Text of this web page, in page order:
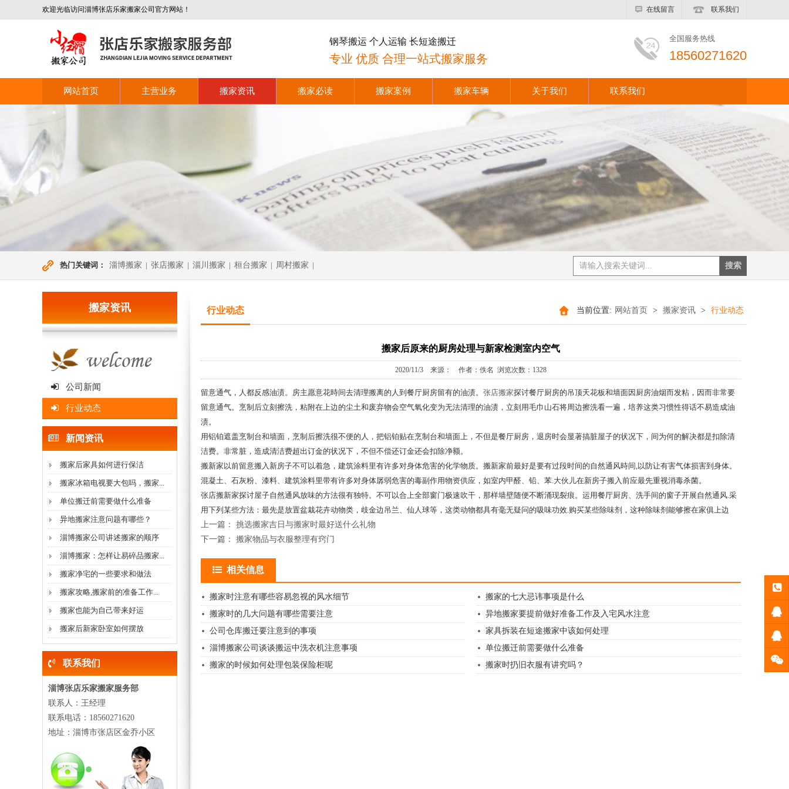
欢迎光临访问淄博张店乐家搬家公司官方网站！ 在线留言 联系我们
钢琴搬运 个人运输 长短途搬迁
专业 优质 合理一站式搬家服务
全国服务热线
18560271620
网站首页 主营业务 搬家资讯 搬家必读 搬家案例 搬家车辆 关于我们 联系我们
热门关键词： 淄博搬家 | 张店搬家 | 淄川搬家 | 桓台搬家 | 周村搬家 |
搬家资讯
公司新闻
行业动态
新闻资讯
搬家后家具如何进行保洁
搬家冰箱电视要大包吗，搬家...
单位搬迁前需要做什么准备
异地搬家注意问题有哪些？
淄博搬家公司讲述搬家的顺序
淄博搬家：怎样让易碎品搬家...
搬家净宅的一些要求和做法
搬家攻略,搬家前的准备工作...
搬家也能为自己带来好运
搬家后新家卧室如何摆放
联系我们
淄博张店乐家搬家服务部
联系人：王经理
联系电话：18560271620
地址：淄博市张店区金乔小区
行业动态 当前位置: 网站首页 > 搬家资讯 > 行业动态
搬家后原来的厨房处理与新家检测室内空气
2020/11/3 来源： 作者：佚名 浏览次数：1328
留意通气，人都反感油渍。房主愿意花時间去清理搬离的人到餐厅厨房留有的油渍。 张店搬家探讨餐厅厨房的吊顶天花板和墙面因厨房油烟而发粘，因而非常要
留意通气。烹制后立刻擦洗，粘附在上边的尘土和废弃物会空气氧化变为无法清理的油渍，立刻用毛巾山石将周边擦洗看一遍，培养这类习惯性得话不易造成油
渍。
用铝铂遮盖烹制台和墙面，烹制后擦洗很不便的人，把铝铂贴在烹制台和墙面上，不但是餐厅厨房，退房时会显著搞脏屋子的状况下，间为何的解决都是扣除清
洁费。非常脏，造成清洁费超出订金的状况下，不但不偿还订金还会扣除净额。
搬新家以前留意搬入新房子不可以着急，建筑涂料里有许多对身体危害的化学物质。搬新家前最好是要有过段时间的自然通风時间,以防让有害气体损害到身体。
混凝土、石灰粉、漆料、建筑涂料里带有许多对身体孱弱危害的毒副作用物资供应，如室内甲醛、铅、苯.大伙儿在新房子搬入前应最先重视消毒杀菌。
张店搬新家探讨屋子自然通风放味的方法很有独特。不可以合上全部窗门极速吹干，那样墙壁随便不断涌现裂痕。运用餐厅厨房、洗手间的窗子开展自然通风.采
用下列某些方法：最先是放置盆栽花卉动物类，歧金边吊兰、仙人球等，这类动物都具有毫无疑问的吸味功效.购买某些除味剂，这种除味剂能够擦在家俱上边
上一篇： 挑选搬家吉日与搬家时最好送什么礼物
下一篇： 搬家物品与衣服整理有窍门
相关信息
搬家时注意有哪些容易忽视的风水细节
搬家的七大忌讳事项是什么
搬家时的几大问题有哪些需要注意
异地搬家要提前做好准备工作及入宅风水注意
公司仓库搬迁要注意到的事项
家具拆装在短途搬家中该如何处理
淄博搬家公司谈谈搬运中洗衣机注意事项
单位搬迁前需要做什么准备
搬家的时候如何处理包装保险柜呢
搬家时扔旧衣服有讲究吗？